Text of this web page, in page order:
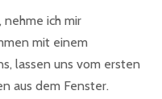
nehme ich mir
mit einem
lassen uns vom ersten
aus dem Fenster.